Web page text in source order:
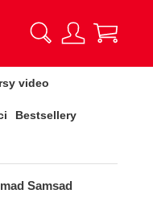
video
Bestsellery
Samsad